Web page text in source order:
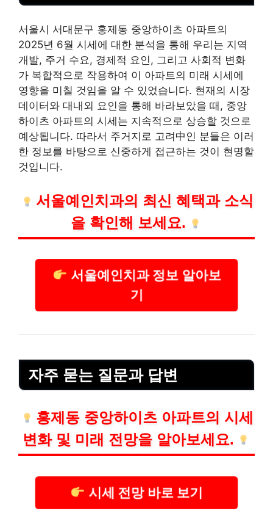
서울시 서대문구 홍제동 중앙하이츠 아파트의
2025년 6월 시세에 대한 분석을 통해 우리는 지역
개발, 주거 수요, 경제적 요인, 그리고 사회적 변화
가 복합적으로 작용하여 이 아파트의 미래 시세에
영향을 미칠 것임을 알 수 있었습니다. 현재의 시장
데이터와 대내외 요인을 통해 바라보았을 때, 중앙
하이츠 아파트의 시세는 지속적으로 상승할 것으로
예상됩니다. 따라서 주거지로 고려中인 분들은 이러
한 정보를 바탕으로 신중하게 접근하는 것이 현명할
것입니다.
서울예인치과의 최신 혜택과 소식
을 확인해 보세요.
서울예인치과 정보 알아보
기
자주 묻는 질문과 답변
홍제동 중앙하이츠 아파트의 시세
변화 및 미래 전망을 알아보세요.
시세 전망 바로 보기